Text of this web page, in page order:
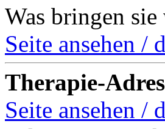
Was bringen
Seite ansehen /
Therapie-
Seite ansehen /